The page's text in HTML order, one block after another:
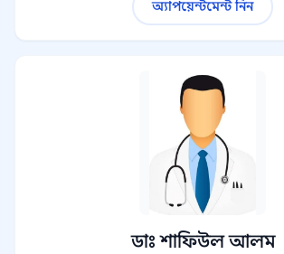
অ্যাপয়েন্টমেন্ট নিন
ডাঃ শাফিউল আলম